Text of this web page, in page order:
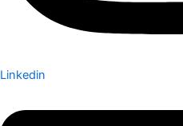
Linkedin